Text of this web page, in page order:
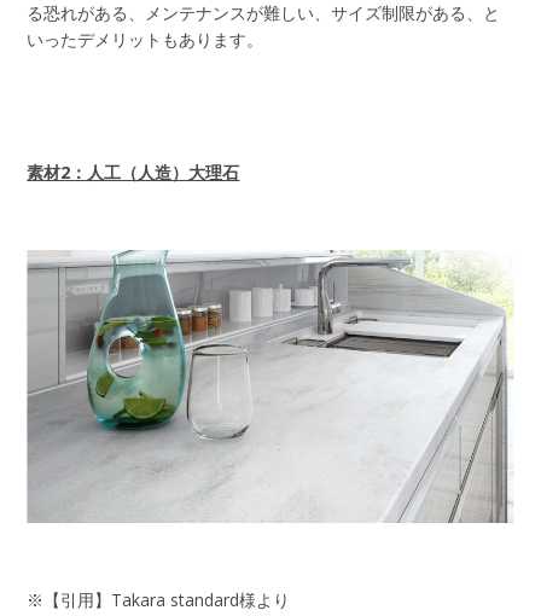
る恐れがある、メンテナンスが難しい、サイズ制限がある、と
いったデメリットもあります。
素材2：人工（人造）大理石
※【引用】Takara standard様より